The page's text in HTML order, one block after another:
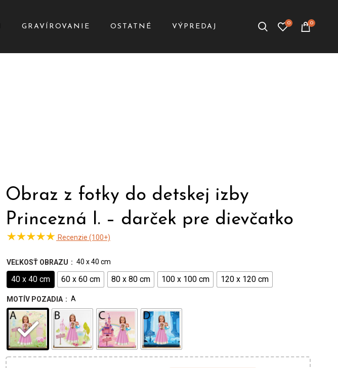
GRAVÍROVANIE OSTATNÉ VÝPREDAJ 0 0
Recenzie (100+)
Obraz z fotky do detskej izby
Princezná I. – darček pre dievčatko
VEĽKOSŤ OBRAZU 40 x 40 cm
40 x 40 cm 60 x 60 cm 80 x 80 cm 100 x 100 cm 120 x 120 cm
MOTÍV POZADIA A